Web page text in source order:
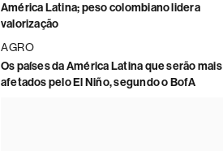
América Latina; peso colombiano lidera
valorização
AGRO
Os países da América Latina que serão mais
afetados pelo El Niño, segundo o BofA